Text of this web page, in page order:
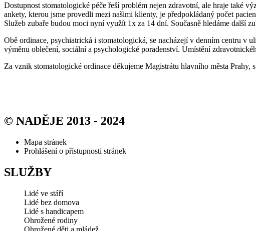
Dostupnost stomatologické péče řeší problém nejen zdravotní, ale hraje také
ankety, kterou jsme provedli mezi našimi klienty, je předpokládaný počet
Služeb zubaře budou moci nyní využít 1x za 14 dní. Současně hledáme další
Obě ordinace, psychiatrická i stomatologická, se nacházejí v denním centru v
výměnu oblečení, sociální a psychologické poradenství. Umístění
Za vznik stomatologické ordinace děkujeme Magistrátu hlavního města Prahy,
© NADĚJE 2013 - 2024
Mapa stránek
Prohlášení o přístupnosti stránek
SLUŽBY
Lidé ve stáří
Lidé bez domova
Lidé s handicapem
Ohrožené rodiny